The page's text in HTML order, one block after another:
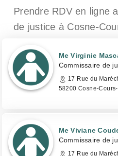
Prendre RDV en ligne
de justice à Cosne-
Me Virginie
Commissaire de
17 Rue du
58200 Cosne-
Me Viviane
Commissaire de
17 Rue du